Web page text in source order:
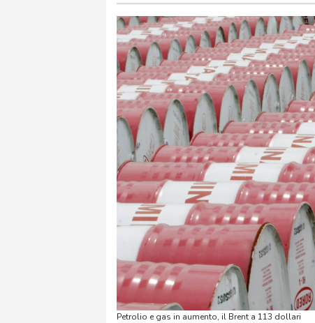
Petrolio e gas in aumento, il Brent a 113 dollari